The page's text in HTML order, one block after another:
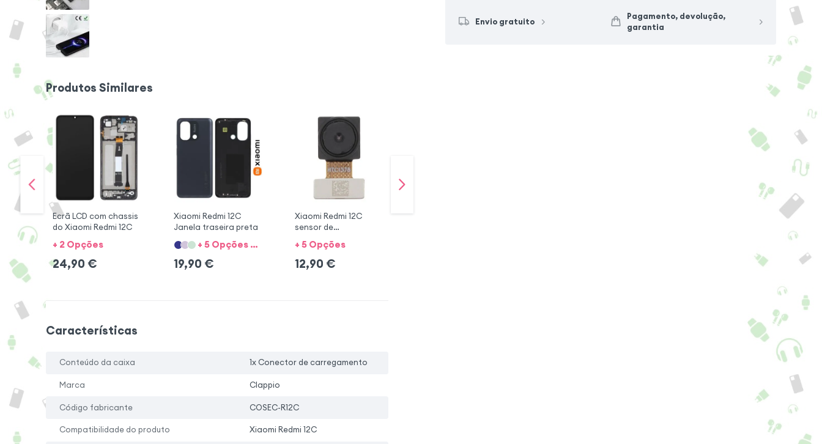
Produtos Similares
Ecrã LCD com chassis
do Xiaomi Redmi 12C
+ 2 Opções
24,90 €
Xiaomi Redmi 12C
Janela traseira preta
+ 5 Opções + 3 cores
19,90 €
Xiaomi Redmi 12C
sensor de
profundidade
+ 5 Opções
12,90 €
Características
Conteúdo da caixa 1x Conector de carregamento
Marca Clappio
Código fabricante COSEC-R12C
Compatibilidade do produto Xiaomi Redmi 12C
Envio gratuito
Pagamento, devolução,
garantia